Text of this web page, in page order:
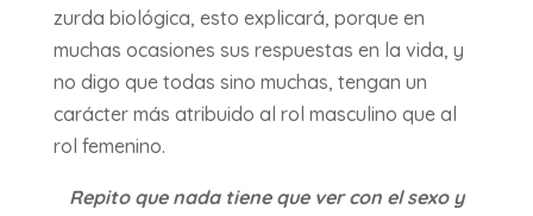
zurda biológica, esto explicará, porque en
muchas ocasiones sus respuestas en la vida, y
no digo que todas sino muchas, tengan un
carácter más atribuido al rol masculino que al
rol femenino.
Repito que nada tiene que ver con el sexo y